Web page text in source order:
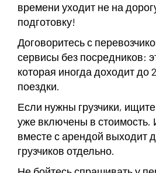
времени уходит не на
подготовку!
Договоритесь с
сервисы без посредников:
которая иногда доходит
поездки.
Если нужны грузчики,
уже включены в стоимость.
вместе с арендой выходит
грузчиков отдельно.